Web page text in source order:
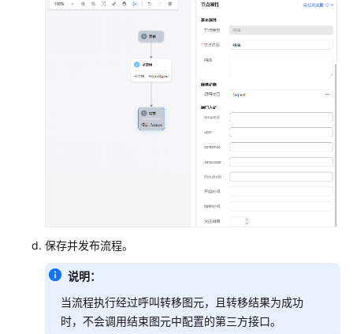
速
普
通
IVR
保存并发布流程。
说明：
当流程执行经过呼叫转移图元，且转移结果为成功
时，不会调用结束图元中配置的第三方接口。